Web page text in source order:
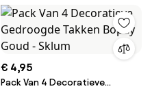
€ 4,95
Pack Van 4 Decoratieve